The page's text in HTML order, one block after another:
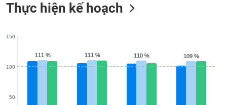
Thực hiện kế hoạch
111 %
111 % 111 %
111 % 110 %
110 % 109 %
109 %
50
100
150